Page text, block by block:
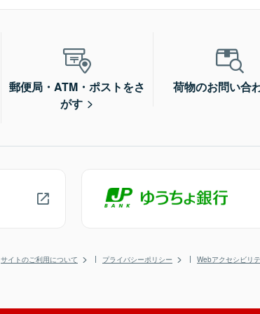
郵便局・ATM・ポストをさ
がす
荷物のお問い合
サイトのご利用について プライバシーポリシー Webアクセシビリ